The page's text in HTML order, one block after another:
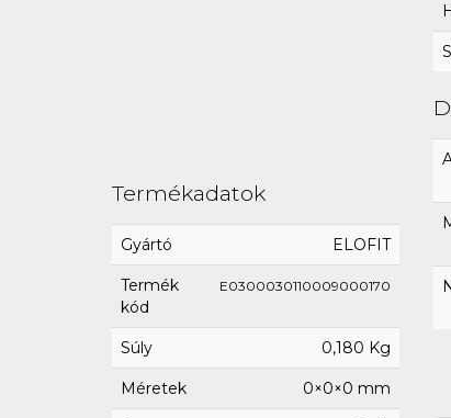
Termékadatok
Gyártó ELOFIT
Termék
kód
E0300030110009000170
Súly 0,180 Kg
Méretek 0×0×0 mm